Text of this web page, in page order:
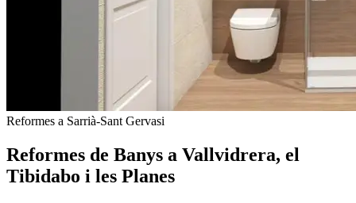
Reformes a Sarrià-Sant Gervasi
Reformes de Banys a Vallvidrera, el
Tibidabo i les Planes